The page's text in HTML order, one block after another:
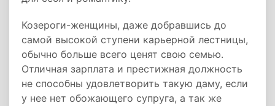
Козероги-женщины, даже добравшись до
самой высокой ступени карьерной лестницы,
обычно больше всего ценят свою семью.
Отличная зарплата и престижная должность
не способны удовлетворить такую даму, если
у нее нет обожающего супруга, а так же